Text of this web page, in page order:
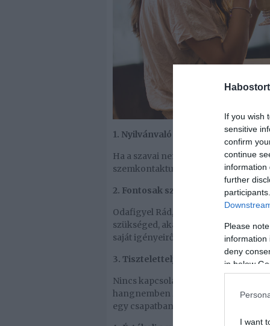
If you wish
sensitive
confirm
continue
information
further
Please
information
deny
in below
I want
1. Nyilvánvaló a testbeszéde
Ha a szavai nem is, a teste sok
szemkontaktust, közel hajol hozzád.
2. Fontosak számára a Te igényeid
Odafigyel Rád, megjegyzi, hogy mit
szükséged, akár úgy, hogy
saját igényeiről, de igyekszik
3. Tiszteletteljesen vitázik
Nincs kapcsolat konfliktus nélkül, de
hangnemben zajlik le. Ha valaki
egy csapatban vagytok, és a